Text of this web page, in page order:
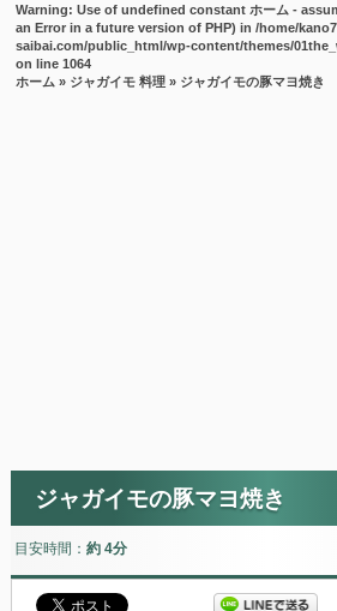
Warning: Use of undefined constant ホーム -
an Error in a future version of PHP) in/home/
saibai.com/public_html/wp-content/themes/
on line1064
ホーム » ジャガイモ 料理 » ジャガイモの豚マヨ焼き
ジャガイモの豚マヨ焼き
目安時間： 約 4分